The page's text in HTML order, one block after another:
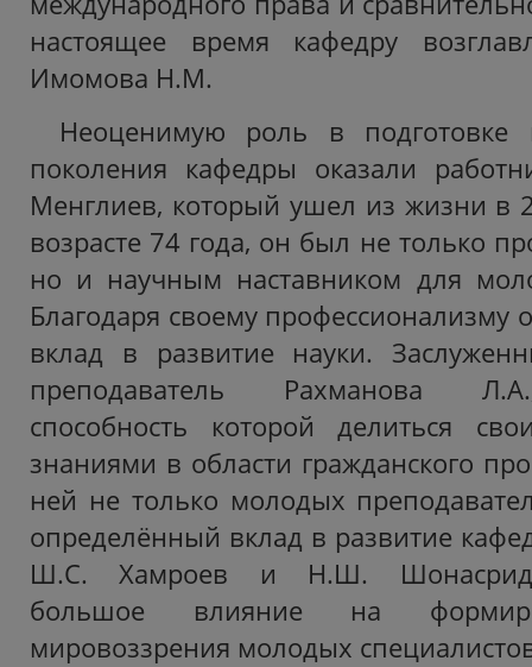
настоящее время кафедру
Имомова Н.М.
Неоценимую роль в подготовке
поколения кафедры оказали
Менглиев, который ушел из жизни в
возрасте 74 года, он был не только
но и научным наставником для
Благодаря своему
вклад в развитие науки.
преподаватель Рахманова
способность которой делиться
знаниями в области гражданского
ней не только молодых
определённый вклад в развитие
Ш.С. Хамроев и Н.Ш.
большое влияние на
мировоззрения молодых